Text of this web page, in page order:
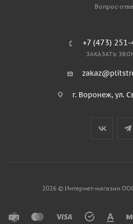
Вопрос-
+7 (473)
ЗАКАЗАТЬ
г. Воронеж, ул.
2026 © Интернет-магазин